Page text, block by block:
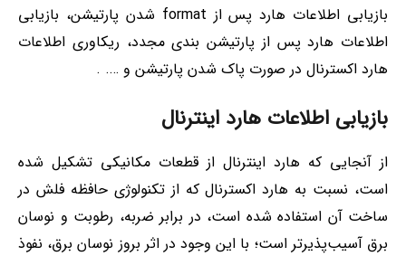
بازیابی اطلاعات هارد پس از format شدن پارتیشن، بازیابی
اطلاعات هارد پس از پارتیشن بندی مجدد، ریکاوری اطلاعات
هارد اکسترنال در صورت پاک شدن پارتیشن و …. .
بازیابی اطلاعات هارد اینترنال
از آنجایی که هارد اینترنال از قطعات مکانیکی تشکیل شده
است، نسبت به هارد اکسترنال که از تکنولوژی حافظه فلش در
ساخت آن استفاده شده است، در برابر ضربه، رطوبت و نوسان
برق آسیب‌پذیرتر است؛ با این وجود در اثر بروز نوسان برق، نفوذ